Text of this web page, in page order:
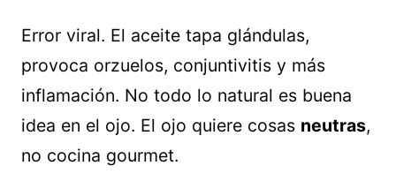
Error viral. El aceite tapa glándulas,
provoca orzuelos, conjuntivitis y más
inflamación. No todo lo natural es buena
idea en el ojo. El ojo quiere cosas neutras,
no cocina gourmet.